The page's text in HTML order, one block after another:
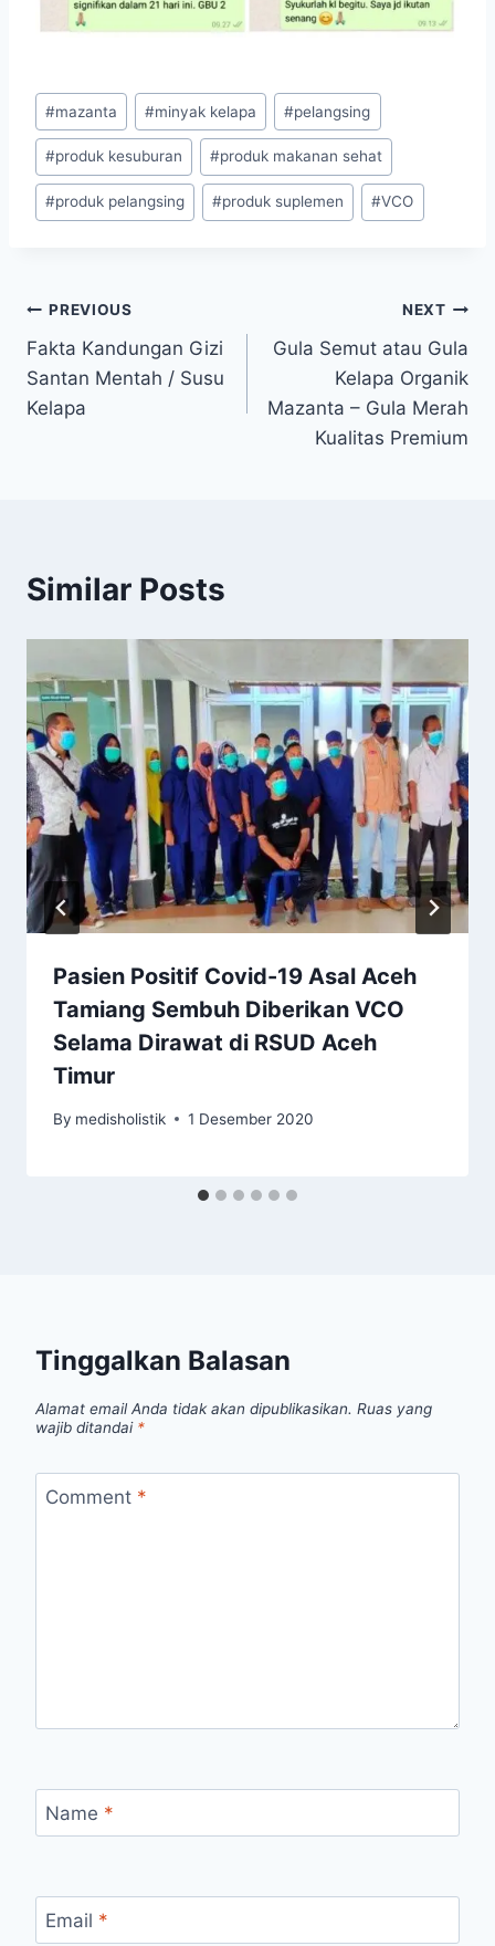
Post
Tags:
#mazanta #minyak kelapa #pelangsing
#produk kesuburan #produk makanan sehat
#produk pelangsing #produk suplemen #VCO
Navigasi
pos
PREVIOUS
Fakta Kandungan Gizi
Santan Mentah / Susu
Kelapa
NEXT
Gula Semut atau Gula
Kelapa Organik
Mazanta – Gula Merah
Kualitas Premium
Similar Posts
Pasien Positif Covid-19 Asal Aceh
Tamiang Sembuh Diberikan VCO
Selama Dirawat di RSUD Aceh
Timur
By medisholistik 1 Desember 2020
Tinggalkan Balasan
Alamat email Anda tidak akan dipublikasikan. Ruas yang
wajib ditandai *
Comment *
Name *
Email *